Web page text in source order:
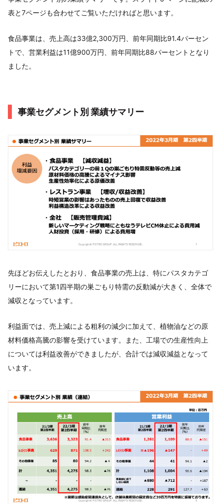
表と7ページも合わせてご覧いただければと思います。
食品事業は、売上高は33億2,300万円、前年同期比91.4パーセン
トで、営業利益は11億900万円、前年同期比88パーセントとなり
ました。
事業セグメント別 業績サマリー
先ほどお伝えしたとおり、食品事業の売上は、特にパスタカテゴ
リーにおいて第1四半期の巣ごもり特需の反動減が大きく、全体で
減収となっています。
利益面では、売上減による粗利の減少に加えて、植物油などの原
材料価格高騰の影響を受けています。また、工場での生産性向上
については利益改善ができましたが、合計では減収減益となって
います。